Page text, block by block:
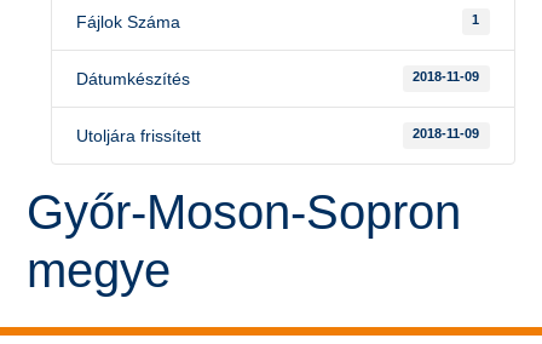
Fájlok Száma 1
Dátumkészítés 2018-11-09
Utoljára frissített 2018-11-09
Győr-Moson-Sopron
megye